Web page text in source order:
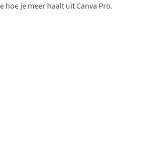
hoe je meer haalt uit Canva Pro.